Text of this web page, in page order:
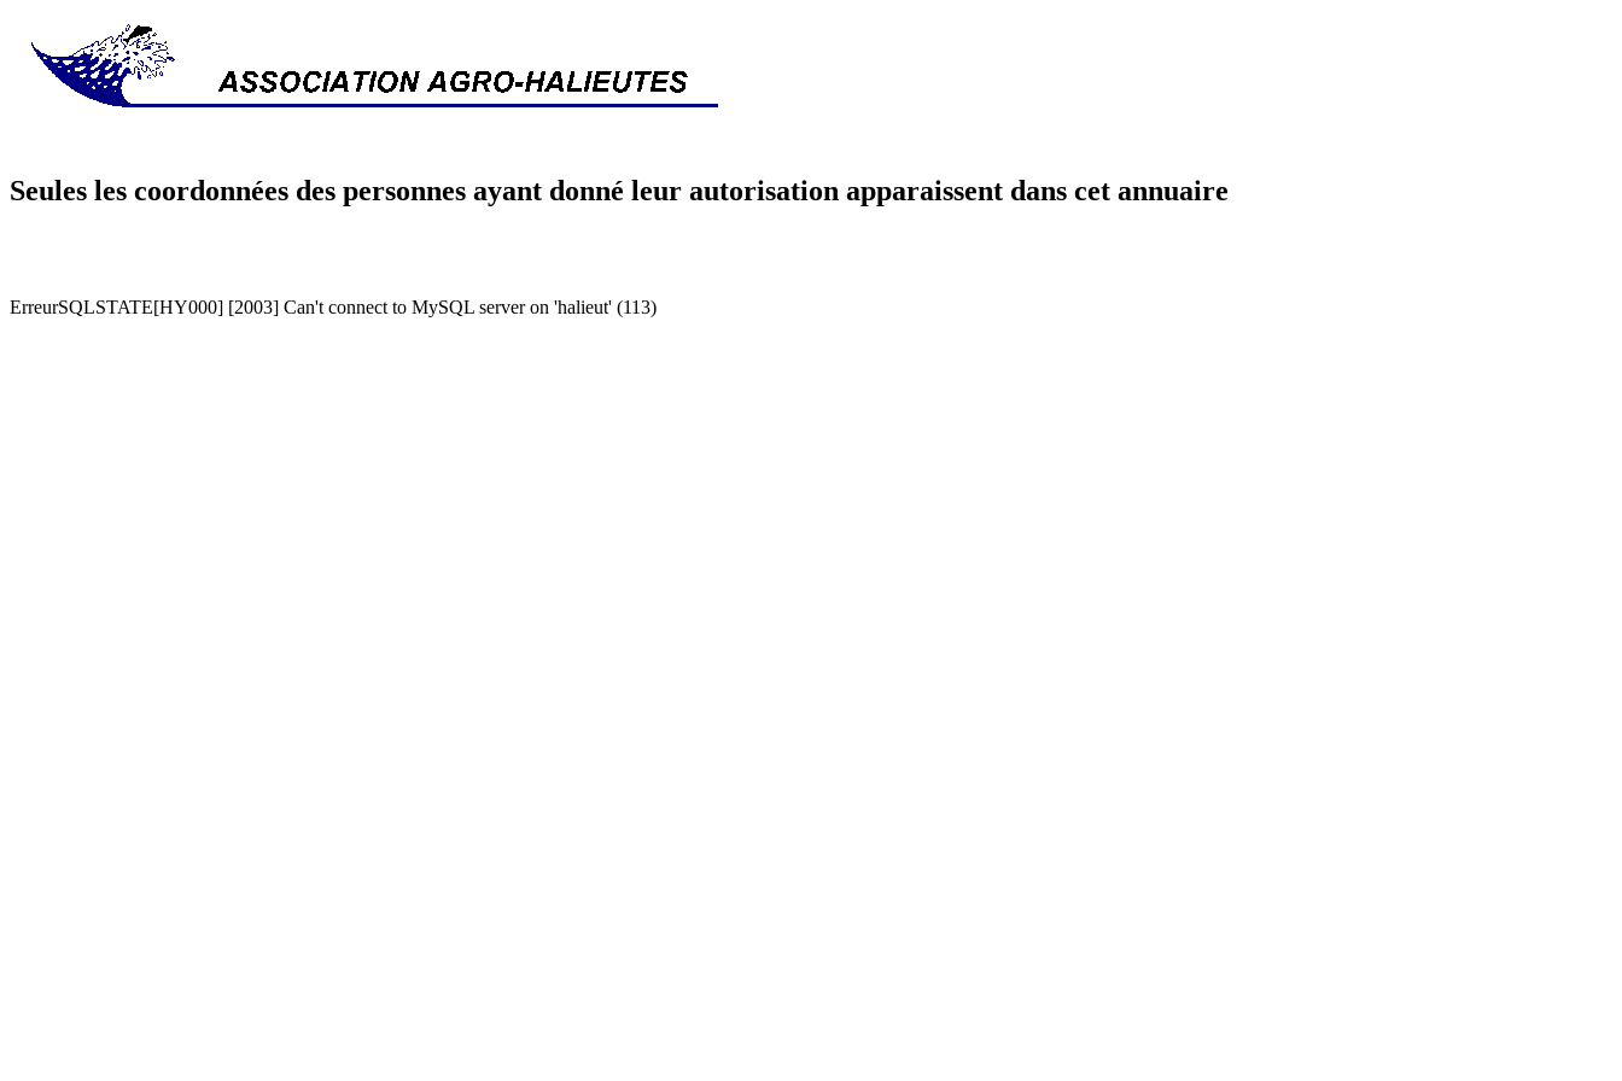
Seules les coordonnées des personnes ayant donné leur autorisation apparaissent dans cet annuaire
ErreurSQLSTATE[HY000] [2003] Can't connect to MySQL server on 'halieut' (113)